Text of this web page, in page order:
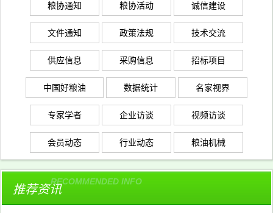
粮协通知 粮协活动 诚信建设
文件通知 政策法规 技术交流
供应信息 采购信息 招标项目
中国好粮油 数据统计 名家视界
专家学者 企业访谈 视频访谈
会员动态 行业动态 粮油机械
推荐资讯RECOMMENDED INFO